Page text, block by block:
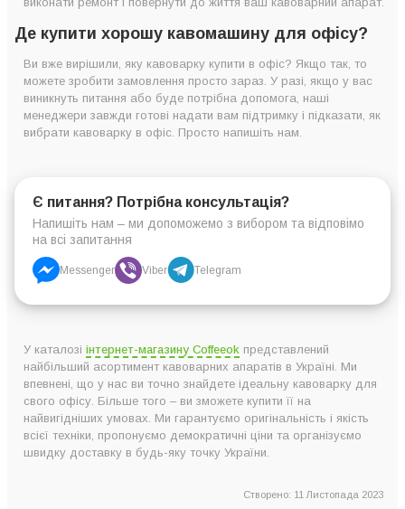
Де купити хорошу кавомашину для офісу?
Ви вже вирішили, яку кавоварку купити в офіс? Якщо так, то
можете зробити замовлення просто зараз. У разі, якщо у вас
виникнуть питання або буде потрібна допомога, наші
менеджери завжди готові надати вам підтримку і підказати, як
вибрати кавоварку в офіс. Просто напишіть нам.
Є питання? Потрібна консультація?
Напишіть нам – ми допоможемо з вибором та відповімо
на всі запитання
Messenger Viber Telegram
У каталозі інтернет-магазину Coffeeok представлений
найбільший асортимент кавоварних апаратів в Україні. Ми
впевнені, що у нас ви точно знайдете ідеальну кавоварку для
свого офісу. Більше того – ви зможете купити її на
найвигідніших умовах. Ми гарантуємо оригінальність і якість
всієї техніки, пропонуємо демократичні ціни та організуємо
швидку доставку в будь-яку точку України.
Створено: 11 Листопада 2023